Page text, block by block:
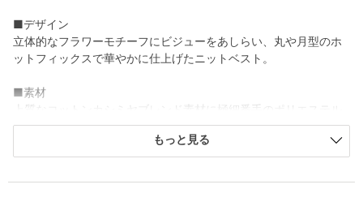
■デザイン
立体的なフラワーモチーフにビジューをあしらい、丸や月型のホ
ットフィックスで華やかに仕上げたニットベスト。
■素材
を合わせたスムース編地。
両面組織で型崩れしにくく少しふっくらとした適度な厚みがあ
もっと見る